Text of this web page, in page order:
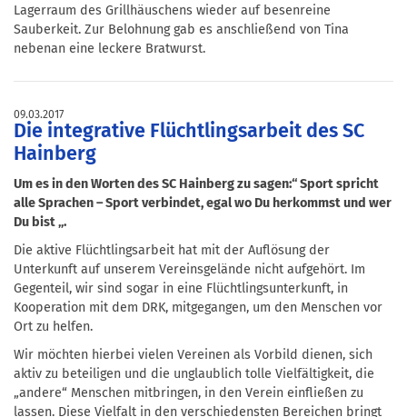
Lagerraum des Grillhäuschens wieder auf besenreine
Sauberkeit. Zur Belohnung gab es anschließend von Tina
nebenan eine leckere Bratwurst.
09.03.2017
Die integrative Flüchtlingsarbeit des SC
Hainberg
Um es in den Worten des SC Hainberg zu sagen:“ Sport spricht
alle Sprachen – Sport verbindet, egal wo Du herkommst und wer
Du bist „.
Die aktive Flüchtlingsarbeit hat mit der Auflösung der
Unterkunft auf unserem Vereinsgelände nicht aufgehört. Im
Gegenteil, wir sind sogar in eine Flüchtlingsunterkunft, in
Kooperation mit dem DRK, mitgegangen, um den Menschen vor
Ort zu helfen.
Wir möchten hierbei vielen Vereinen als Vorbild dienen, sich
aktiv zu beteiligen und die unglaublich tolle Vielfältigkeit, die
„andere“ Menschen mitbringen, in den Verein einfließen zu
lassen. Diese Vielfalt in den verschiedensten Bereichen bringt